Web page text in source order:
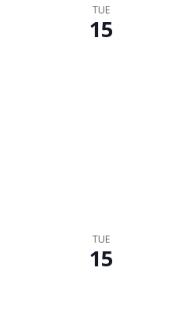
TUE
15
TUE
15